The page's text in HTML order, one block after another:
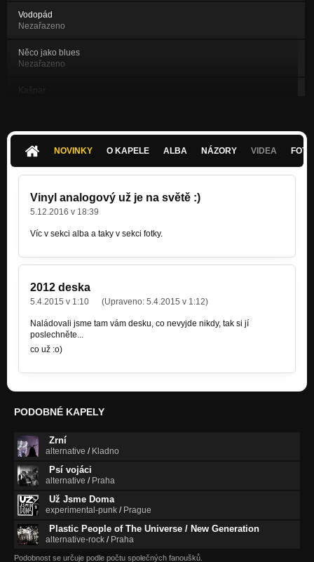
Vodopád
Nezařazeno
Něco jako blues
Nezařazeno
Kašpar
Na farmě
Nezařazeno
Tak to bývá
Nezařazeno
NOVINKY O KAPELE ALBA NÁZORY VIDEA
Vinyl analogový už je na světě :)
5.12.2016 v 18:39
Víc v sekci alba a taky v sekci fotky.
2012 deska
5.4.2015 v 1:10 (Upraveno: 5.4.2015 v 1:12)
Naládovali jsme tam vám desku, co nevyjde nikdy, tak si jí
poslechněte...
co už :o)
PODOBNÉ KAPELY
Zrní
alternative / Kladno
Psí vojáci
alternative / Praha
Už Jsme Doma
experimental-punk / Prague
Plastic People of The Universe / New Generation
alternative-rock / Praha
Podobnost se určuje podle počtu společných fanoušků.